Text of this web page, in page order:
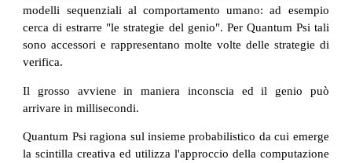
modelli sequenziali al comportamento umano: ad esempio
cerca di estrarre "le strategie del genio". Per Quantum Psi tali
sono accessori e rappresentano molte volte delle strategie di
verifica.
Il grosso avviene in maniera inconscia ed il genio può
arrivare in millisecondi.
Quantum Psi ragiona sul insieme probabilistico da cui emerge
la scintilla creativa ed utilizza l'approccio della computazione